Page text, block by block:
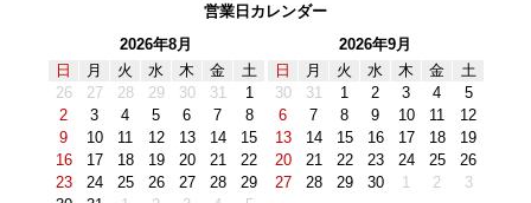
営業日カレンダー
2026年8月
日
月 火 水 木 金
土
26
27 28 29 30 31
1
2
3 4 5 6 7
8
9
10 11 12 13 14
15
16
17 18 19 20 21
22
23
24 25 26 27 28
29
2026年9月
日
月 火 水 木 金
土
30
31 1 2 3 4
5
6
7 8 9 10 11
12
13
14 15 16 17 18
19
20
21 22 23 24 25
26
27
28 29 30 1 2 3